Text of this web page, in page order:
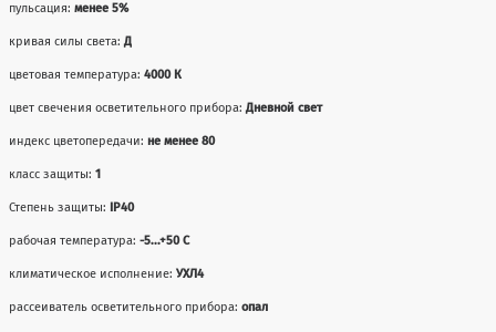
пульсация:менее 5%
кривая силы света:Д
цветовая температура:4000 К
цвет свечения осветительного прибора:Дневной свет
индекс цветопередачи:не менее 80
класс защиты:1
Степень защиты: IP40
рабочая температура:-5...+50 С
климатическое исполнение:УХЛ4
рассеиватель осветительного прибора:опал